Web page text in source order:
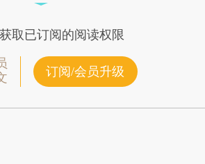
取已订阅的阅读权限
订阅/会员升级